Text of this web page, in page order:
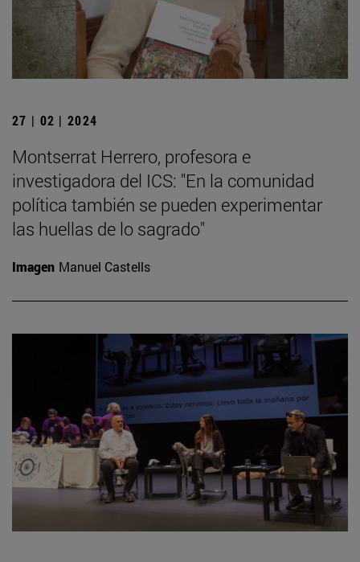
27 | 02 | 2024
Montserrat Herrero, profesora e
investigadora del ICS: "En la comunidad
política también se pueden experimentar
las huellas de lo sagrado"
Imagen Manuel Castells